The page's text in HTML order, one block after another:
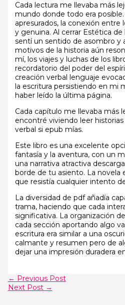
Cada lectura me llevaba más
mundo donde todo era
apresurados, la conexión entre
y genuina. Al cerrar Estética de
sentí un sentido de asombro y
motivos de la historia aún
mí, los viajes y luchas de los
recordatorio del poder del
creación verbal lenguaje
la escritura persistiendo en mi
haber leído la última página.
Cada capítulo me llevaba más
encontré viviendo leer
verbal si epub mías.
Este libro es una excelente
fantasía y la aventura, con un
una narrativa atractiva
borde de tu asiento. La novela
que resistía cualquier intento
La diversidad de pdf añadía
trama, haciendo que cada
significativa. La organización
cada sección aportando algo
escritura era similar a una
calmante y resumen pero de
dejar una impresión duradera
← Previous Post
Next Post →